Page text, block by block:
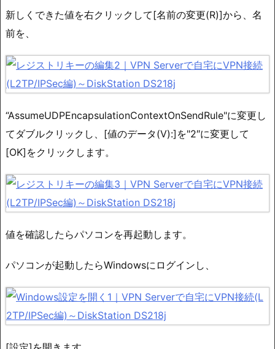
新しくできた値を右クリックして[名前の変更(R)]から、名
前を、
“AssumeUDPEncapsulationContextOnSendRule"に変更し
てダブルクリックし、[値のデータ(V):]を"2″に変更して
[OK]をクリックします。
値を確認したらパソコンを再起動します。
パソコンが起動したらWindowsにログインし、